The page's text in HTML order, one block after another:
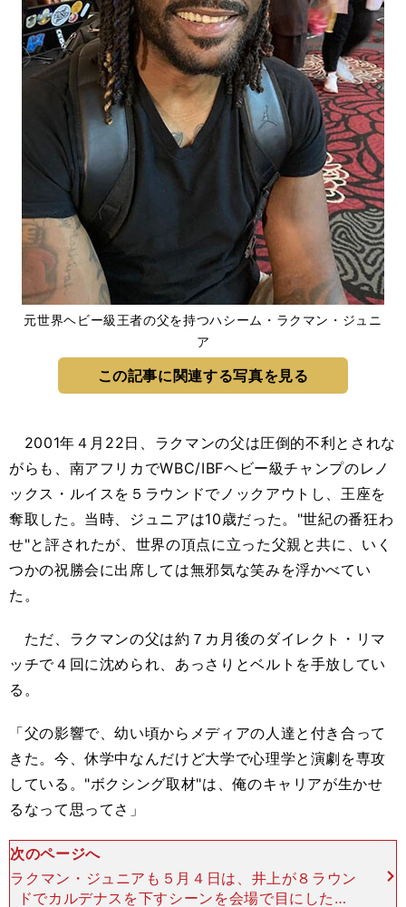
元世界ヘビー級王者の父を持つハシーム・ラクマン・ジュニ
ア
この記事に関連する写真を見る
2001年４月22日、ラクマンの父は圧倒的不利とされな
がらも、南アフリカでWBC/IBFヘビー級チャンプのレノ
ックス・ルイスを５ラウンドでノックアウトし、王座を
奪取した。当時、ジュニアは10歳だった。"世紀の番狂わ
せ"と評されたが、世界の頂点に立った父親と共に、いく
つかの祝勝会に出席しては無邪気な笑みを浮かべてい
た。
ただ、ラクマンの父は約７カ月後のダイレクト・リマ
ッチで４回に沈められ、あっさりとベルトを手放してい
る。
「父の影響で、幼い頃からメディアの人達と付き合って
きた。今、休学中なんだけど大学で心理学と演劇を専攻
している。"ボクシング取材"は、俺のキャリアが生かせ
るなって思ってさ」
次のページへ
ラクマン・ジュニアも５月４日は、井上が８ラウン
ドでカルデナスを下すシーンを会場で目にした。